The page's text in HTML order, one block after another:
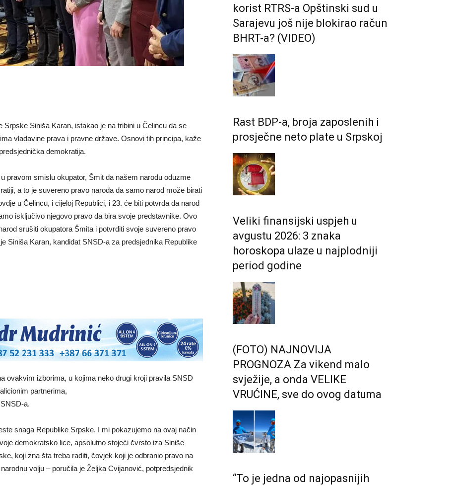
Siniša Karan, istakao je na tribini u Čelincu da se
vladavine prava i pravne države. Osnovi tih principa, kaže
demokratija.
pravom smislu okupator, Šmit da našem narodu oduzme
a to je suvereno pravo naroda da samo narod može birati
u Čelincu, i cijeloj Republici, i 23. će biti potvrda da narod
isključivo njegovo pravo da bira svoje predstavnike. Ovo
srušiti okupatora Šmita i potvrditi svoje suvereno pravo
Siniša Karan, kandidat SNSD-a za predsjednika Republike
ovakvim izborima, u kojima neko drugi kroji pravila SNSD
partnerima,
a.
snaga Republike Srpske. I mi pokazujemo na ovaj način
demokratsko lice, apsolutno stojeći čvrsto iza Siniše
koji zna šta treba raditi, čovjek koji je odbranio pravo na
volju – poručila je Željka Cvijanović, potpredsjednik
korist RTRS-a Opštinski sud u
Sarajevu još nije blokirao račun
BHRT-a? (VIDEO)
Rast BDP-a, broja zaposlenih i
prosječne neto plate u Srpskoj
Veliki finansijski uspjeh u
avgustu 2026: 3 znaka
horoskopa ulaze u najplodniji
period godine
(FOTO) NAJNOVIJA
PROGNOZA Za vikend malo
svježije, a onda VELIKE
VRUĆINE, sve do ovog datuma
“To je jedna od najopasnijih